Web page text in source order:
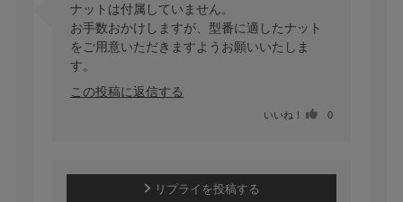
ナットは付属していません。
お手数おかけしますが、型番に適したナット
をご用意いただきますようお願いいたしま
す。
この投稿に返信する
いいね！ 0
リプライを投稿する